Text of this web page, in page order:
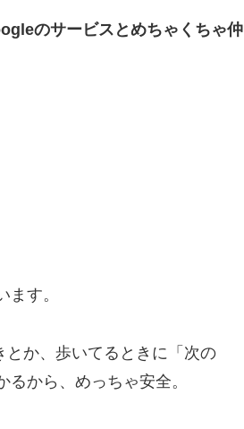
のサービスとめちゃくちゃ仲
す。
か、歩いてるときに「次の
から、めっちゃ安全。